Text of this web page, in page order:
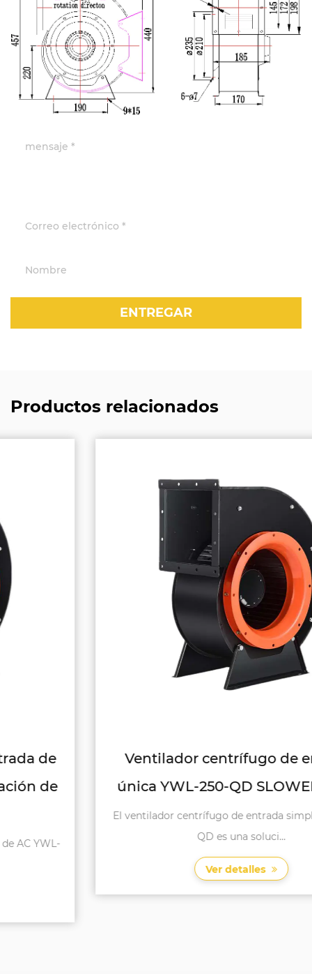
Productos relacionados
Ventilador centrífugo de entrada
única YWL-250-QD SLOWER SINEL
El ventilador centrífugo de entrada simple YWL-250-
QD es una soluci...